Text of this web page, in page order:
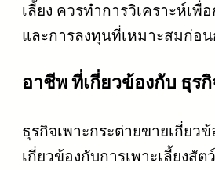
เลี้ยง ควรทำการวิเคราะห์เพื่
และการลงทุนที่เหมาะสมก่อ
อาชีพ ที่เกี่ยวข้องกับ ธุร
ธุรกิจเพาะกระต่ายขายเกี่ยว
เกี่ยวข้องกับการเพาะเลี้ยงสั